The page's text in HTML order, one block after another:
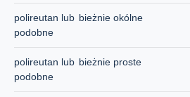
polireutan lub
podobne
bieżnie okólne
polireutan lub
podobne
bieżnie proste